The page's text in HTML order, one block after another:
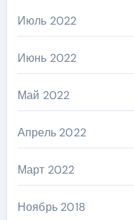
Июль 2022
Июнь 2022
Май 2022
Апрель 2022
Март 2022
Ноябрь 2018